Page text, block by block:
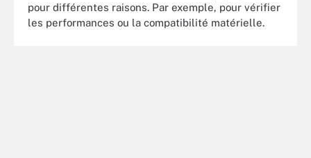
pour différentes raisons. Par exemple, pour vérifier
les performances ou la compatibilité matérielle.